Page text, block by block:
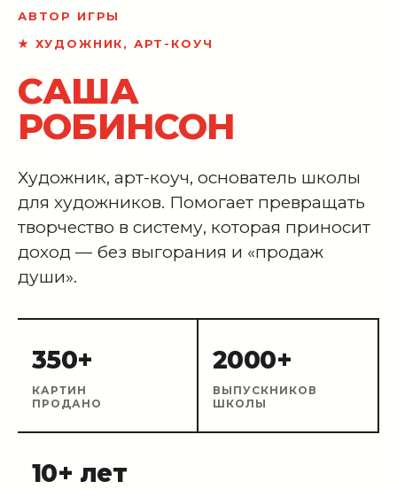
АВТОР ИГРЫ
★ ХУДОЖНИК, АРТ-КОУЧ
САША
РОБИНСОН
Художник, арт-коуч, основатель школы
для художников. Помогает превращать
творчество в систему, которая приносит
доход — без выгорания и «продаж
души».
350+
КАРТИН
ПРОДАНО
2000+
ВЫПУСКНИКОВ
ШКОЛЫ
10+ лет